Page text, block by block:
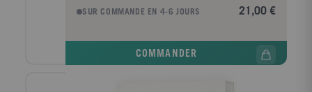
SUR COMMANDE EN 4-6 JOURS 21,00 €
COMMANDER